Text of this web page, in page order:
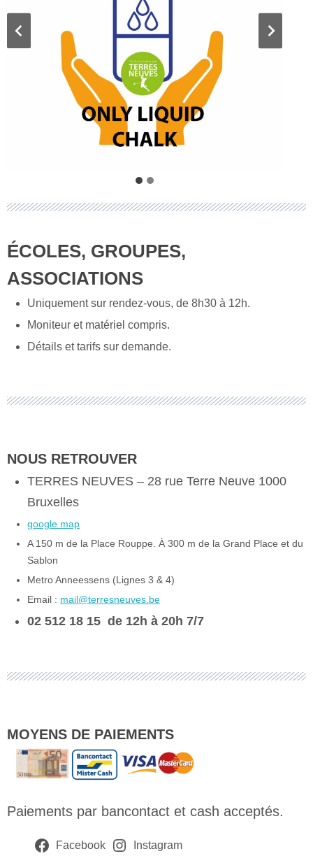
ÉCOLES, GROUPES,
ASSOCIATIONS
Uniquement sur rendez-vous, de 8h30 à 12h.
Moniteur et matériel compris.
Détails et tarifs sur demande.
NOUS RETROUVER
TERRES NEUVES – 28 rue Terre Neuve 1000
Bruxelles
google map
A 150 m de la Place Rouppe. À 300 m de la Grand Place et du
Sablon
Metro Anneessens (Lignes 3 & 4)
Email : mail@terresneuves.be
02 512 18 15 de 12h à 20h 7/7
MOYENS DE PAIEMENTS
Paiements par bancontact et cash acceptés.
Facebook Instagram